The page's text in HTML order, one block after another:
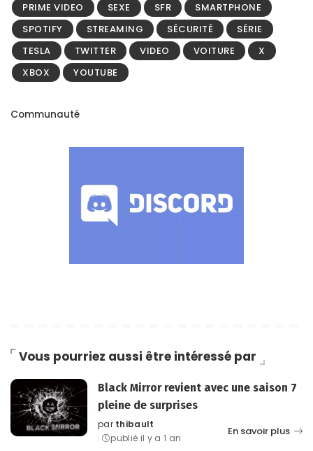
PRIME VIDEO
SEXE SFR
SMARTPHONE
SPOTIFY
STREAMING SÉCURITÉ
SÉRIE
TESLA
TWITTER VIDEO VOITURE
X
XBOX
YOUTUBE
Communauté
Vous pourriez aussi être intéressé par
Black Mirror revient avec une saison 7
pleine de surprises
Posted
by
par thibault
publié il y a 1 an
En savoir plus